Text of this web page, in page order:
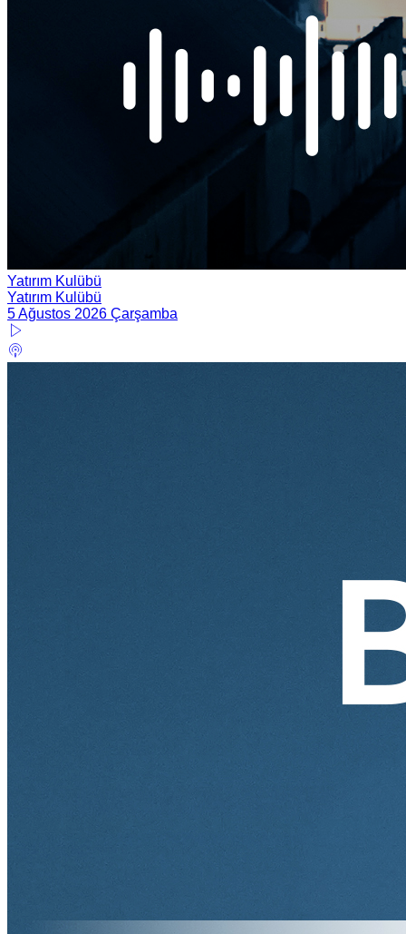
Yatırım Kulübü
Yatırım Kulübü
5 Ağustos 2026 Çarşamba